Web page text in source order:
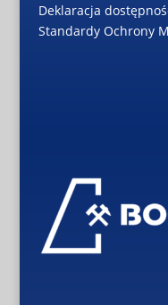
Deklaracja
Standardy Ochrony